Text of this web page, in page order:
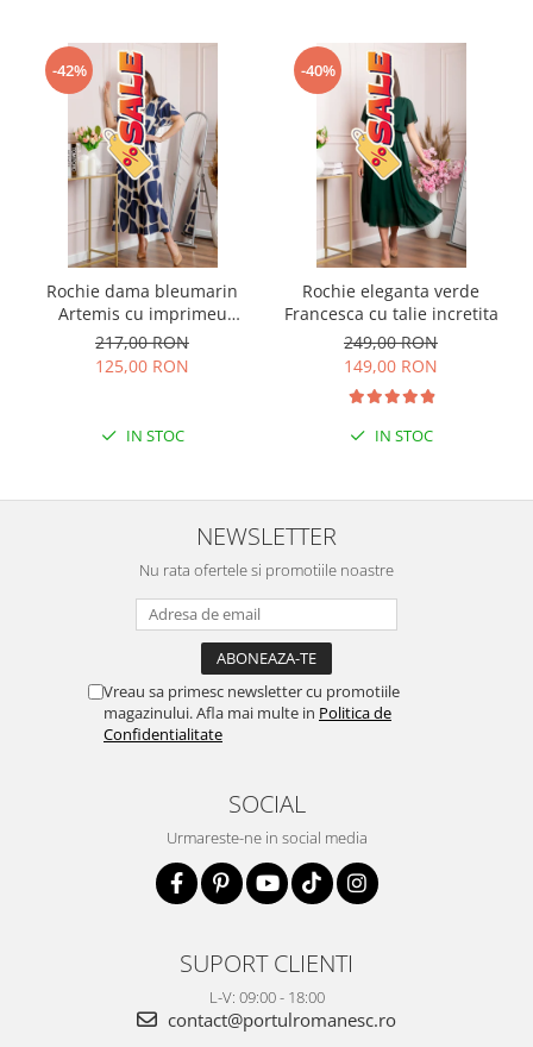
-42%
Rochie dama bleumarin
Artemis cu imprimeu
abstract si cordon in talie
217,00 RON
125,00 RON
IN STOC
-40%
Rochie eleganta verde
Francesca cu talie incretita
249,00 RON
149,00 RON
IN STOC
NEWSLETTER
Nu rata ofertele si promotiile noastre
Vreau sa primesc newsletter cu promotiile
magazinului. Afla mai multe in Politica de
Confidentialitate
SOCIAL
Urmareste-ne in social media
SUPORT CLIENTI
L-V: 09:00 - 18:00
contact@portulromanesc.ro